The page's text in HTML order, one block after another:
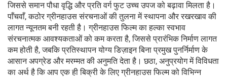
जिससे समान पौधा वृद्धि और प्रति वर्ग फुट उच्च उपज को बढ़ावा मिलता है।
पाँचवाँ, कठोर ग्रीनहाउस संरचनाओं की तुलना में स्थापना और रखरखाव की
लागत न्यूनतम बनी रहती है। ग्रीनहाउस फिल्म का हल्का स्वभाव
संरचनात्मक आवश्यकताओं को कम करता है, जिससे प्रारंभिक निर्माण लागत
कम होती है, जबकि प्रतिस्थापन योग्य डिज़ाइन बिना प्रमुख पुनर्निर्माण के
आसान अपग्रेड और मरम्मत की अनुमति देता है। छठा, अनुप्रयोग में विविधता
का अर्थ है कि आप एक ही बिक्री के लिए ग्रीनहाउस फिल्म को विभिन्न